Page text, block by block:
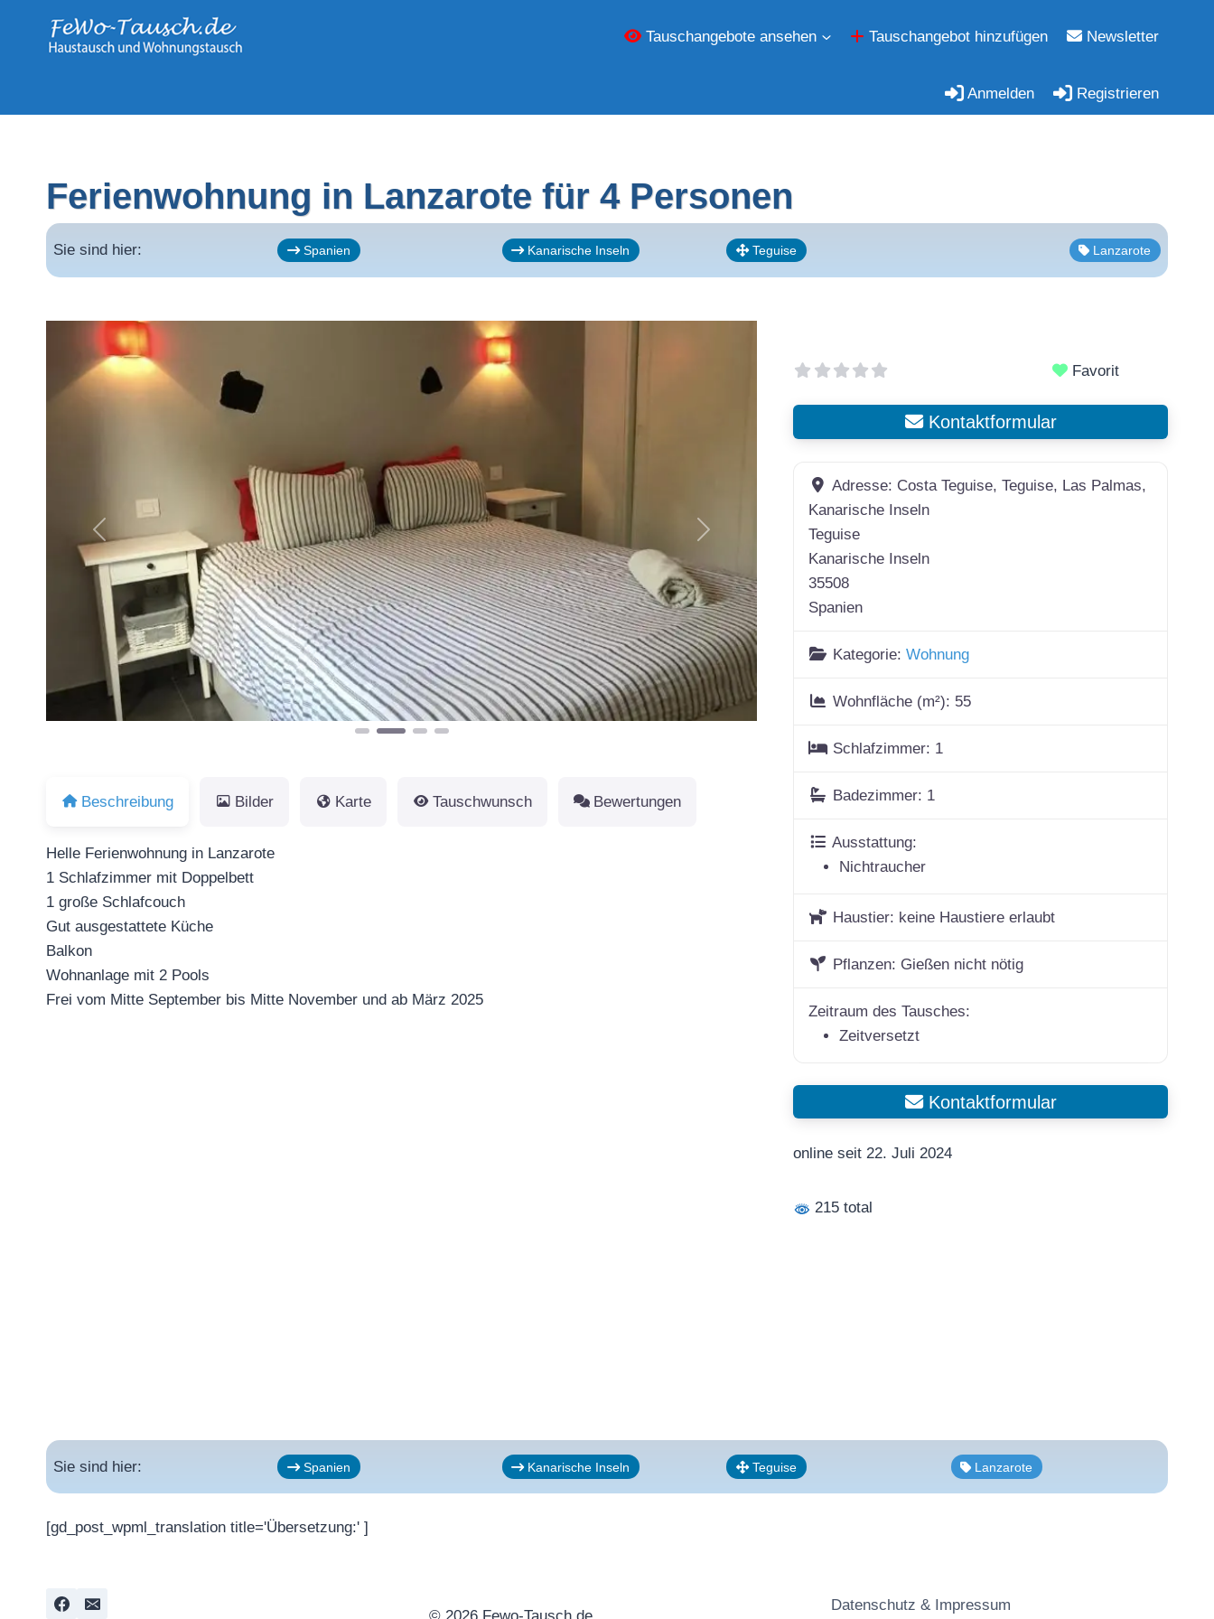
Tauschangebote ansehen Tauschangebot hinzufügen Newsletter
Anmelden Registrieren
Ferienwohnung in Lanzarote für 4 Personen
Sie sind hier: Spanien Kanarische Inseln Teguise Lanzarote
Vorheriges Nächstes
Beschreibung Bilder Karte Tauschwunsch Bewertungen
Helle Ferienwohnung in Lanzarote
1 Schlafzimmer mit Doppelbett
1 große Schlafcouch
Gut ausgestattete Küche
Balkon
Wohnanlage mit 2 Pools
Frei vom Mitte September bis Mitte November und ab März 2025
Favorit
Kontaktformular
Adresse: Costa Teguise, Teguise, Las Palmas,
Kanarische Inseln
Teguise
Kanarische Inseln
35508
Spanien
Kategorie: Wohnung
Wohnfläche (m²): 55
Schlafzimmer: 1
Badezimmer: 1
Ausstattung:
Nichtraucher
Haustier: keine Haustiere erlaubt
Pflanzen: Gießen nicht nötig
Zeitraum des Tausches:
Zeitversetzt
Kontaktformular
online seit 22. Juli 2024
215 total
Sie sind hier: Spanien Kanarische Inseln Teguise Lanzarote
[gd_post_wpml_translation title='Übersetzung:' ]
Datenschutz & Impressum